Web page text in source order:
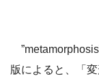
版によると、「